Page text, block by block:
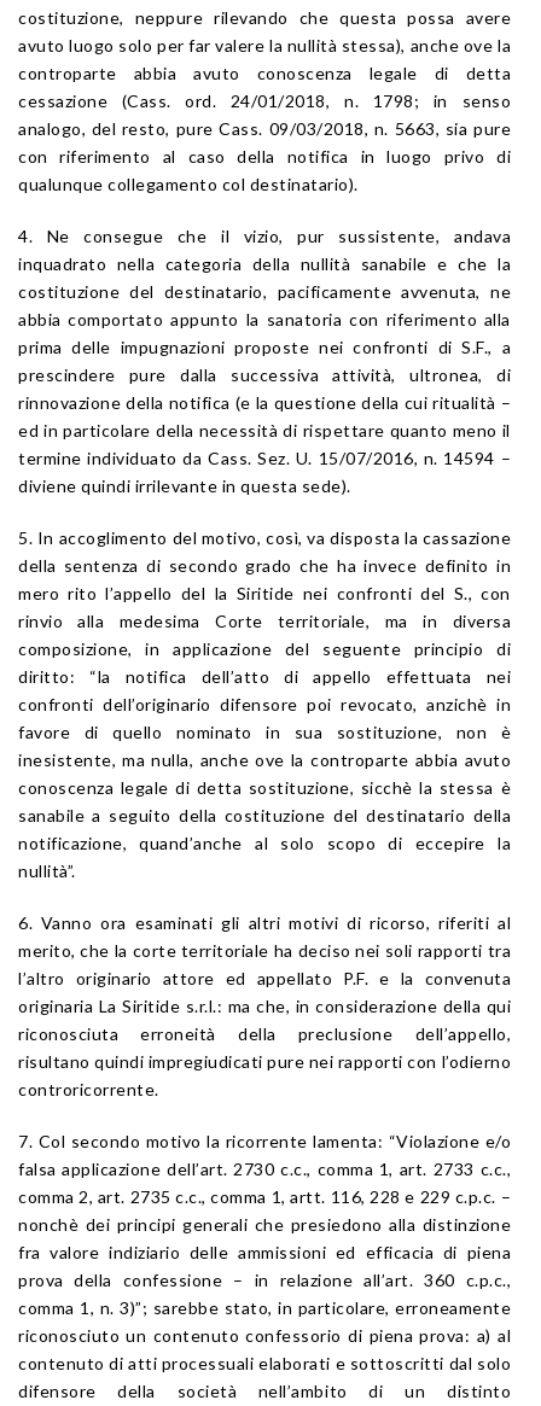
costituzione, neppure rilevando che questa possa avere
avuto luogo solo per far valere la nullità stessa), anche ove la
controparte abbia avuto conoscenza legale di detta
cessazione (Cass. ord. 24/01/2018, n. 1798; in senso
analogo, del resto, pure Cass. 09/03/2018, n. 5663, sia pure
con riferimento al caso della notifica in luogo privo di
qualunque collegamento col destinatario).
4. Ne consegue che il vizio, pur sussistente, andava
inquadrato nella categoria della nullità sanabile e che la
costituzione del destinatario, pacificamente avvenuta, ne
abbia comportato appunto la sanatoria con riferimento alla
prima delle impugnazioni proposte nei confronti di S.F., a
prescindere pure dalla successiva attività, ultronea, di
rinnovazione della notifica (e la questione della cui ritualità –
ed in particolare della necessità di rispettare quanto meno il
termine individuato da Cass. Sez. U. 15/07/2016, n. 14594 –
diviene quindi irrilevante in questa sede).
5. In accoglimento del motivo, così, va disposta la cassazione
della sentenza di secondo grado che ha invece definito in
mero rito l’appello del la Siritide nei confronti del S., con
rinvio alla medesima Corte territoriale, ma in diversa
composizione, in applicazione del seguente principio di
diritto: “la notifica dell’atto di appello effettuata nei
confronti dell’originario difensore poi revocato, anzichè in
favore di quello nominato in sua sostituzione, non è
inesistente, ma nulla, anche ove la controparte abbia avuto
conoscenza legale di detta sostituzione, sicchè la stessa è
sanabile a seguito della costituzione del destinatario della
notificazione, quand’anche al solo scopo di eccepire la
nullità”.
6. Vanno ora esaminati gli altri motivi di ricorso, riferiti al
merito, che la corte territoriale ha deciso nei soli rapporti tra
l’altro originario attore ed appellato P.F. e la convenuta
originaria La Siritide s.r.l.: ma che, in considerazione della qui
riconosciuta erroneità della preclusione dell’appello,
risultano quindi impregiudicati pure nei rapporti con l’odierno
controricorrente.
7. Col secondo motivo la ricorrente lamenta: “Violazione e/o
falsa applicazione dell’art. 2730 c.c., comma 1, art. 2733 c.c.,
comma 2, art. 2735 c.c., comma 1, artt. 116, 228 e 229 c.p.c. –
nonchè dei principi generali che presiedono alla distinzione
fra valore indiziario delle ammissioni ed efficacia di piena
prova della confessione – in relazione all’art. 360 c.p.c.,
comma 1, n. 3)”; sarebbe stato, in particolare, erroneamente
riconosciuto un contenuto confessorio di piena prova: a) al
contenuto di atti processuali elaborati e sottoscritti dal solo
difensore della società nell’ambito di un distinto